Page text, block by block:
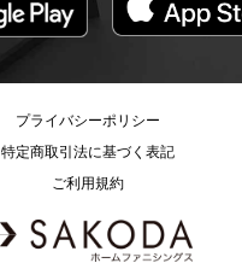
プライバシーポリシー
特定商取引法に基づく表記
ご利用規約